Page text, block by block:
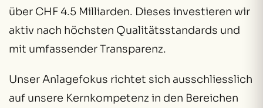
über CHF 4.5 Milliarden. Dieses investieren wir
aktiv nach höchsten Qualitätsstandards und
mit umfassender Transparenz.
Unser Anlagefokus richtet sich ausschliesslich
auf unsere Kernkompetenz in den Bereichen